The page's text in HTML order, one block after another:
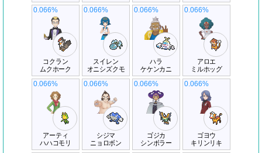
コクラン
ムクホーク
0.066%
スイレン
オニシズクモ
0.066%
ハラ
ケケンカニ
0.066%
アロエ
ミルホッグ
0.066%
アーティ
ハハコモリ
0.066%
シジマ
ニョロボン
0.066%
ゴジカ
シンボラー
0.066%
ゴヨウ
キリンリキ
0.066%